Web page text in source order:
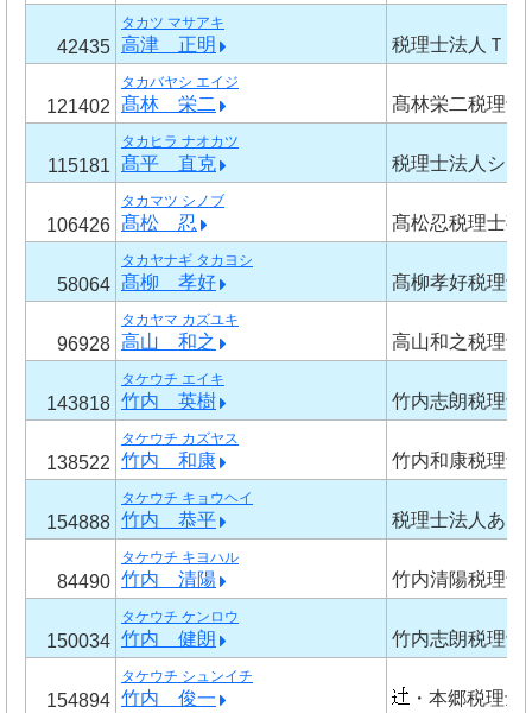
42435
タカツ マサアキ
高津 正明 税理士法人Ｔ
121402
タカバヤシ エイジ
髙林 栄二 髙林栄二税理士
115181
タカヒラ ナオカツ
髙平 直克 税理士法人シー
106426
タカマツ シノブ
髙松 忍 髙松忍税理士事
58064
タカヤナギ タカヨシ
髙柳 孝好 髙柳孝好税理士
96928
タカヤマ カズユキ
高山 和之 高山和之税理士
143818
タケウチ エイキ
竹内 英樹 竹内志朗税理士
138522
タケウチ カズヤス
竹内 和康 竹内和康税理士
154888
タケウチ キョウヘイ
竹内 恭平 税理士法人あ
84490
タケウチ キヨハル
竹内 清陽 竹内清陽税理士
150034
タケウチ ケンロウ
竹内 健朗 竹内志朗税理士
154894
タケウチ シュンイチ
竹内 俊一 ・本郷税理